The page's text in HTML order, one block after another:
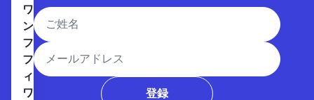
ワ
ン・
フィ
フテ
ィ・
ワ
ワン・フィフティ・ワン・キッチン｜バーを見る
氏名
メールアドレス
登録